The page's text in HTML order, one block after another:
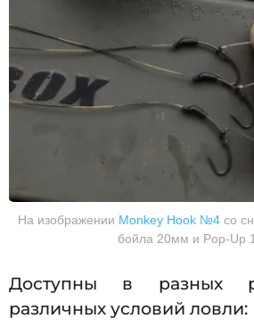
На изображении Monkey Hook №4со
бойла 20мм и Pop-Up
Доступны в разных
различных условий ловли: